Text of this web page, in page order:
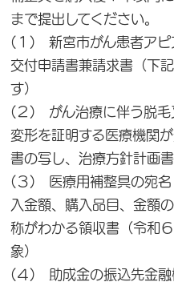
まで提出してください。
(１) 新宮市がん患者アピ
交付申請書兼請求書（下
す）
(２) がん治療に伴う脱毛
変形を証明する医療機関
書の写し、治療方針計画書
(３) 医療用補整具の宛名
入金額、購入品目、金額
称がわかる領収書（令和
象）
(４) 助成金の振込先金